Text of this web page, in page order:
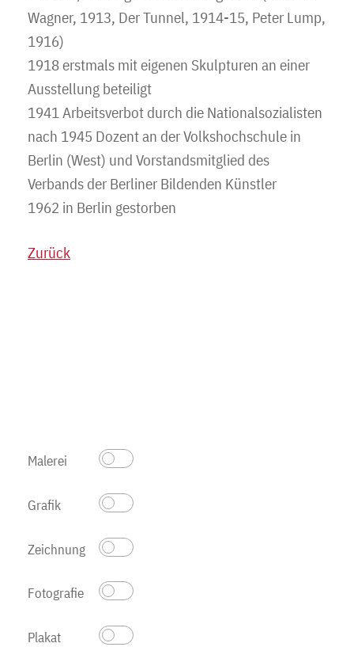
Wagner, 1913, Der Tunnel, 1914-15, Peter Lump,
1916)
1918 erstmals mit eigenen Skulpturen an einer
Ausstellung beteiligt
1941 Arbeitsverbot durch die Nationalsozialisten
nach 1945 Dozent an der Volkshochschule in
Berlin (West) und Vorstandsmitglied des
Verbands der Berliner Bildenden Künstler
1962 in Berlin gestorben
Zurück
Malerei
Grafik
Zeichnung
Fotografie
Plakat